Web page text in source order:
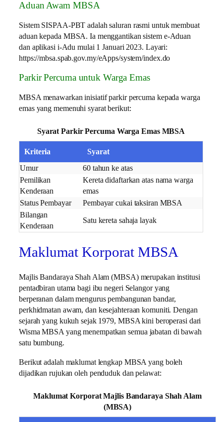
Aduan Awam MBSA
Sistem SISPAA-PBT adalah saluran rasmi untuk membuat
aduan kepada MBSA. Ia menggantikan sistem e-Aduan
dan aplikasi i-Adu mulai 1 Januari 2023. Layari:
https://mbsa.spab.gov.my/eApps/system/index.do
Parkir Percuma untuk Warga Emas
MBSA menawarkan inisiatif parkir percuma kepada warga
emas yang memenuhi syarat berikut:
Syarat Parkir Percuma Warga Emas MBSA
Kriteria
Syarat
Umur
60 tahun ke atas
Pemilikan
Kenderaan
Kereta didaftarkan atas nama warga
emas
Status Pembayar
Pembayar cukai taksiran MBSA
Bilangan
Kenderaan
Satu kereta sahaja layak
Maklumat Korporat MBSA
Majlis Bandaraya Shah Alam (MBSA) merupakan institusi
pentadbiran utama bagi ibu negeri Selangor yang
berperanan dalam mengurus pembangunan bandar,
perkhidmatan awam, dan kesejahteraan komuniti. Dengan
sejarah yang kukuh sejak 1979, MBSA kini beroperasi dari
Wisma MBSA yang menempatkan semua jabatan di bawah
satu bumbung.
Berikut adalah maklumat lengkap MBSA yang boleh
dijadikan rujukan oleh penduduk dan pelawat:
Maklumat Korporat Majlis Bandaraya Shah Alam
(MBSA)